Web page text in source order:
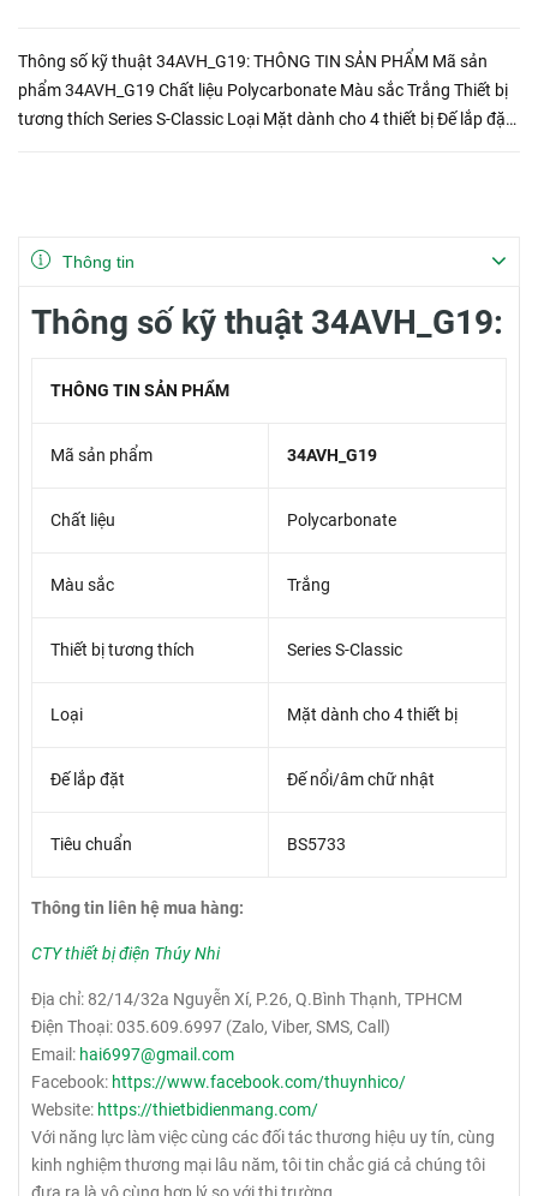
Thông số kỹ thuật 34AVH_G19: THÔNG TIN SẢN PHẨM Mã sản
phẩm 34AVH_G19 Chất liệu Polycarbonate Màu sắc Trắng Thiết bị
tương thích Series S-Classic Loại Mặt dành cho 4 thiết bị Đế lắp đặt
Thông tin
Thông số kỹ thuật 34AVH_G19:
THÔNG TIN SẢN PHẨM
Mã sản phẩm 34AVH_G19
Chất liệu Polycarbonate
Màu sắc Trắng
Thiết bị tương thích Series S-Classic
Loại Mặt dành cho 4 thiết bị
Đế lắp đặt Đế nổi/âm chữ nhật
Tiêu chuẩn BS5733
Thông tin liên hệ mua hàng:
CTY thiết bị điện Thúy Nhi
Địa chỉ: 82/14/32a Nguyễn Xí, P.26, Q.Bình Thạnh, TPHCM
Điện Thoại: 035.609.6997 (Zalo, Viber, SMS, Call)
Email: hai6997@gmail.com
Facebook: https://www.facebook.com/thuynhico/
Website: https://thietbidienmang.com/
Với năng lực làm việc cùng các đối tác thương hiệu uy tín, cùng
kinh nghiệm thương mại lâu năm, tôi tin chắc giá cả chúng tôi